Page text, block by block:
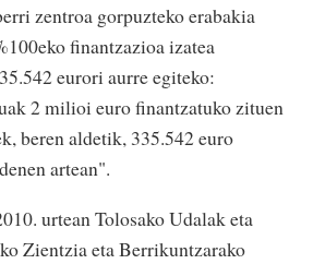
zentroa gorpuzteko erabakia
finantzazioa izatea
eurori aurre egiteko:
2 milioi euro finantzatuko zituen
beren aldetik, 335.542 euro
artean".
urtean Tolosako Udalak eta
Zientzia eta Berrikuntzarako